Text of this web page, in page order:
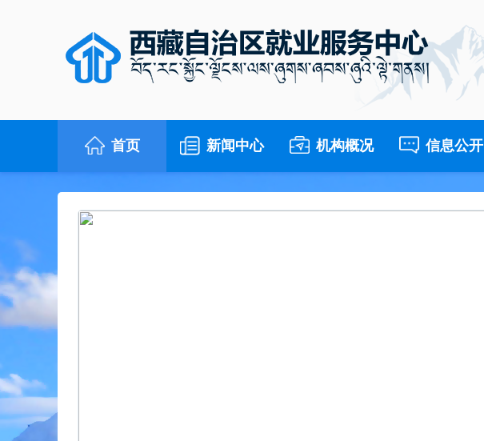
首页 新闻中心 机构概况 信息公开